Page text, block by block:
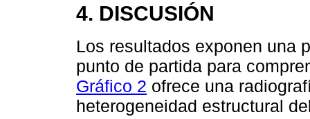
4. DISCUSIÓN
Los resultados exponen una
punto de partida para
Gráfico 2 ofrece una
heterogeneidad estructural